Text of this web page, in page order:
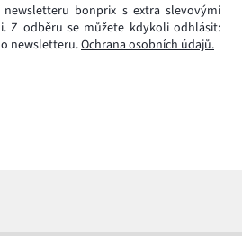
bonprix s extra slevovými
Z odběru se můžete kdykoli odhlásit:
newsletteru.Ochrana osobních údajů.